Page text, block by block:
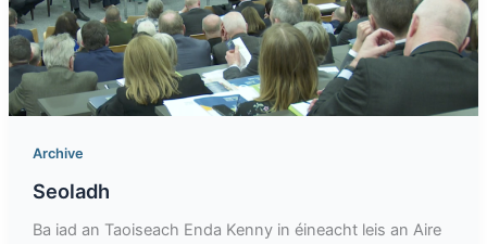
Archive
Seoladh
Ba iad an Taoiseach Enda Kenny in éineacht leis an Aire